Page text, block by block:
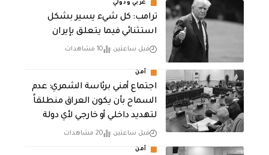
عربي ودولي
ترامب: كل شيء يسير بشكل
استثنائي فيما يتعلق بإيران
قبل ساعتين 10 مشاهدات
أمن
اجتماع أمني برئاسة الشمري: عدم
السماح بأن يكون العراق منطلقاً
لتهديد داخلي أو خارجي لأي دولة
قبل ساعتين 20 مشاهدات
أمن